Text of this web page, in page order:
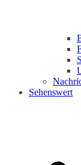
Sehenswert